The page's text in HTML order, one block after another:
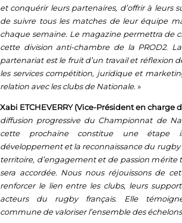
et conquérir leurs partenaires, d’offrir à leurs
de suivre tous les matches de leur équipe
chaque semaine. Le magazine permettra de
cette division anti-chambre de la PROD2.
partenariat est le fruit d’un travail et réflexion
les services compétition, juridique et
relation avec les clubs de Nationale. »
Xabi ETCHEVERRY (Vice-Président en charge
diffusion progressive du Championnat de
cette prochaine constitue une étape
développement et la reconnaissance du
territoire, d’engagement et de passion mérite
sera accordée. Nous nous réjouissons de
renforcer le lien entre les clubs, leurs
acteurs du rugby français. Elle
commune de valoriser l’ensemble des